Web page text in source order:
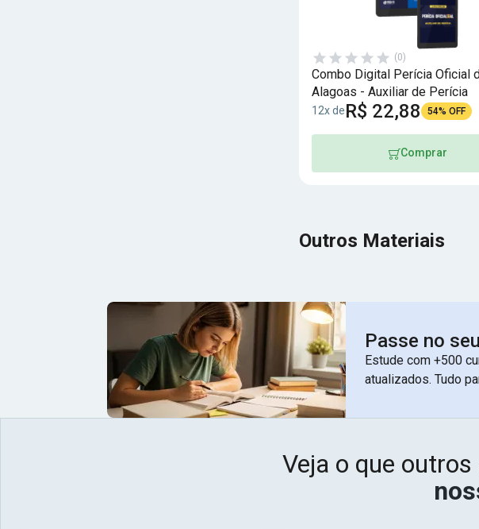
(0)
Combo Digital Perícia Oficial
Alagoas - Auxiliar de Perícia
12x deR$ 22,88 54% OFF
Comprar
Outros Materiais
Passe no
Estude com +500
atualizados. Tudo
Veja o que outros